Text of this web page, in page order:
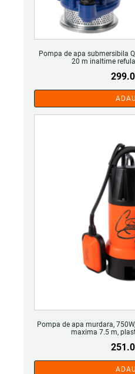
Pompa de apa submersibila
20 m inaltime
Pompa de apa murdara,
maxima 7.5 m,